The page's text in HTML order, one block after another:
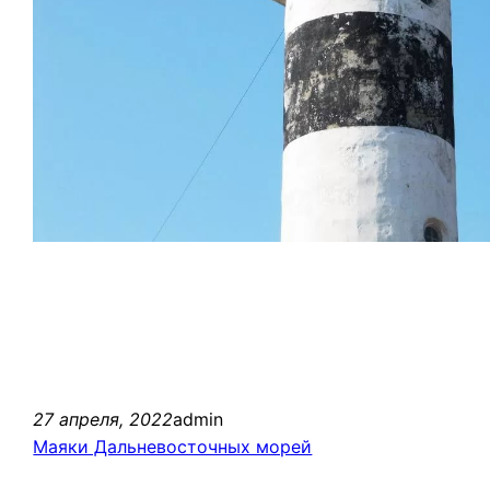
27 апреля, 2022admin
Маяки Дальневосточных морей